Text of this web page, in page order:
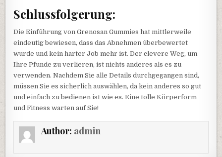
Schlussfolgerung:
Die Einführung von Grenosan Gummies hat mittlerweile
eindeutig bewiesen, dass das Abnehmen überbewertet
wurde und kein harter Job mehr ist. Der clevere Weg, um
Ihre Pfunde zu verlieren, ist nichts anderes als es zu
verwenden. Nachdem Sie alle Details durchgegangen sind,
müssen Sie es sicherlich auswählen, da kein anderes so gut
und einfach zu bedienen ist wie es. Eine tolle Körperform
und Fitness warten auf Sie!
Author: admin